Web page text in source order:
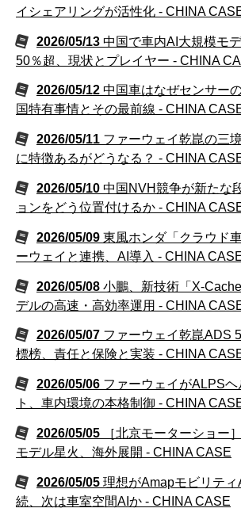
イシェアリングが活性化 - CHINA
2026/05/13 中国で車内AI大規模モ
50％超、現状とプレイヤー - CHINA
2026/05/12 中国車はなぜセンサー
国特有事情とその最前線 - CHINA
2026/05/11 ファーウェイ乾崑の三
に特徴あるがどうなる？ - CHINA
2026/05/10 中国NVH競争が新たな
ョンをどう位置付けるか - CHINA
2026/05/09 東風ホンダ「クラウド
ーウェイと連携、AI導入 - CHINA
2026/05/08 小鵬、新技術「X-
デルの高速・高効率運用 - CHINA
2026/05/07 ファーウェイ乾崑ADS
標榜、責任と保険と実装 - CHINA
2026/05/06 ファーウェイがALPSヘ
ト、車内環境の本格制御 - CHINA
2026/05/05
［北京モーターショー
モデル星火、海外展開 - CHINA CASE
2026/05/05 理想がAmapモビリテ
続、次は車室空間AIか - CHINA CASE